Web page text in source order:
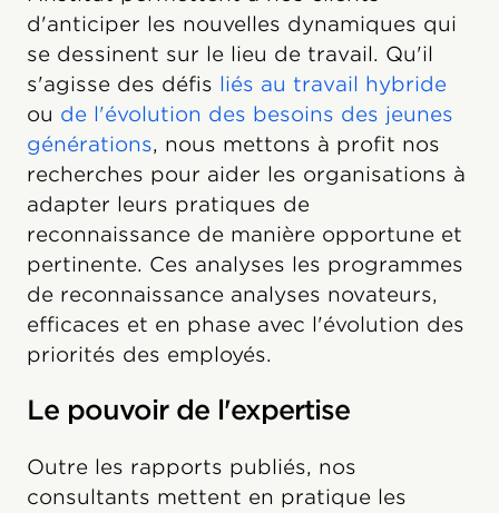
d'anticiper les nouvelles dynamiques qui
se dessinent sur le lieu de travail. Qu'il
s'agisse des défis liés au travail hybride
ou de l'évolution des besoins des jeunes
générations, nous mettons à profit nos
recherches pour aider les organisations à
adapter leurs pratiques de
reconnaissance de manière opportune et
pertinente. Ces analyses les programmes
de reconnaissance analyses novateurs,
efficaces et en phase avec l'évolution des
priorités des employés.
Le pouvoir de l'expertise
Outre les rapports publiés, nos
consultants mettent en pratique les